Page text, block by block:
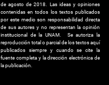
de agosto de 2018. Las ideas y opiniones
contenidas en todos los textos publicados
por este medio son responsabilidad directa
de sus autores y no representan la opinión
institucional de la UNAM. Se autoriza la
reproducción total o parcial de los textos aquí
publicados siempre y cuando se cite la
fuente completa y la dirección electrónica de
la publicación.